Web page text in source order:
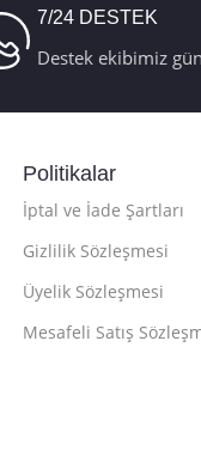
7/24 DESTEK
Destek ekibimiz
Politikalar
İptal ve İade Şartları
Gizlilik Sözleşmesi
Üyelik Sözleşmesi
Mesafeli Satış